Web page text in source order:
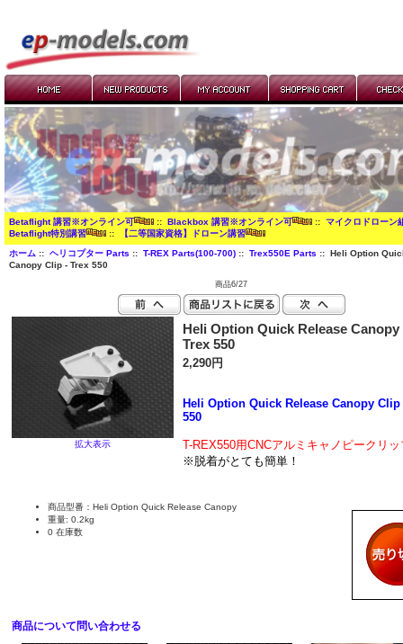
Betaflight 講習※オンライン可 :: Blackbox 講習※オンライン可 :: マイクロドローン
Betaflight特別講習
:: 【二等国家資格】ドローン講習
ホーム:: ヘリコプター Parts :: T-REX Parts(100-700):: Trex550E Parts :: Heli Option
Canopy Clip - Trex 550
商品6/27
拡大表示
Heli Option Quick Release Canopy
Trex 550
2,290円
Heli Option Quick Release Canopy Clip
550
T-REX550用CNCアルミキャノピークリッ
※脱着がとても簡単！
商品型番：Heli Option Quick Release Canopy
重量: 0.2kg
0 在庫数
商品について問い合わせる